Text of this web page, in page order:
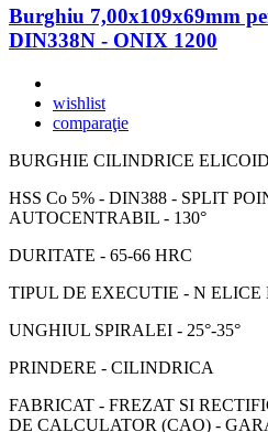
Burghiu 7,00x109x69mm
DIN338N - ONIX 1200
wishlist
comparaţie
BURGHIE CILINDRICE
HSS Co 5% - DIN388 - SPLIT
AUTOCENTRABIL - 130°
DURITATE - 65-66 HRC
TIPUL DE EXECUTIE - N ELICE
UNGHIUL SPIRALEI - 25°-35°
PRINDERE - CILINDRICA
FABRICAT - FREZAT SI
DE CALCULATOR (CAO) -